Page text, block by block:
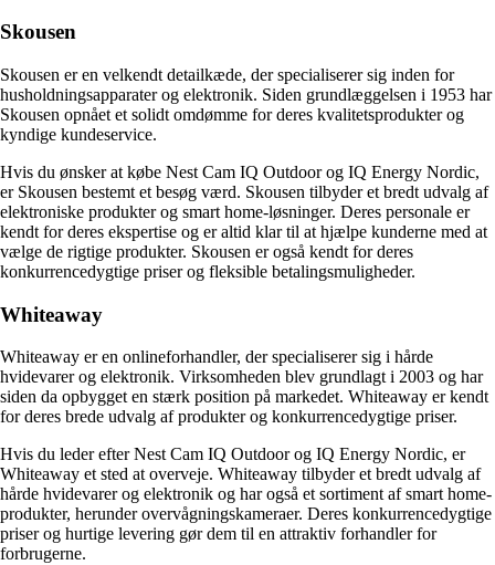
Skousen
Skousen er en velkendt detailkæde, der specialiserer sig inden for
husholdningsapparater og elektronik. Siden grundlæggelsen i 1953 har
Skousen opnået et solidt omdømme for deres kvalitetsprodukter og
kyndige kundeservice.
Hvis du ønsker at købe Nest Cam IQ Outdoor og IQ Energy Nordic,
er Skousen bestemt et besøg værd. Skousen tilbyder et bredt udvalg af
elektroniske produkter og smart home-løsninger. Deres personale er
kendt for deres ekspertise og er altid klar til at hjælpe kunderne med at
vælge de rigtige produkter. Skousen er også kendt for deres
konkurrencedygtige priser og fleksible betalingsmuligheder.
Whiteaway
Whiteaway er en onlineforhandler, der specialiserer sig i hårde
hvidevarer og elektronik. Virksomheden blev grundlagt i 2003 og har
siden da opbygget en stærk position på markedet. Whiteaway er kendt
for deres brede udvalg af produkter og konkurrencedygtige priser.
Hvis du leder efter Nest Cam IQ Outdoor og IQ Energy Nordic, er
Whiteaway et sted at overveje. Whiteaway tilbyder et bredt udvalg af
hårde hvidevarer og elektronik og har også et sortiment af smart home-
produkter, herunder overvågningskameraer. Deres konkurrencedygtige
priser og hurtige levering gør dem til en attraktiv forhandler for
forbrugerne.